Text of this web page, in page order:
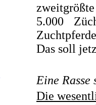
5.000
Das soll
Eine
Die